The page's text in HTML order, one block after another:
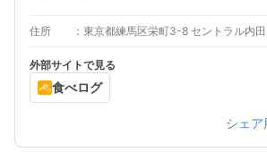
住所 東京都練馬区栄町3-8 セントラル内
外部サイトで見る
食べログ
シェア